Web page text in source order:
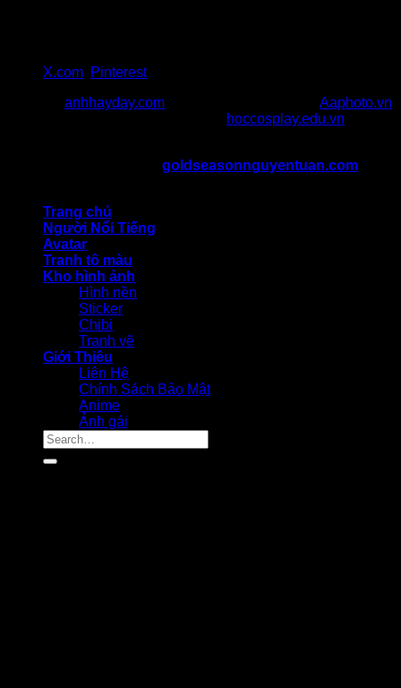
X.com Pinterest
anhhayday.com
Aaphoto.vn
hoccosplay.edu.vn
goldseasonnguyentuan.com
Trang chủ
Người Nổi Tiếng
Avatar
Tranh tô màu
Kho hình ảnh
Hình nền
Sticker
Chibi
Tranh vẽ
Giới Thiệu
Liên Hệ
Chính Sách Bảo Mật
Anime
Ảnh gái